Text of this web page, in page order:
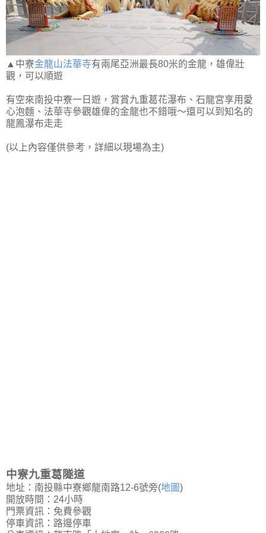
▲中寮金龍山法華寺有兩尾亞洲最長80米的金龍，雄偉壯
觀，可以順遊
有空來南投中寮一日遊，賞賞九重葛花瀑布、石龍宮享用愛
心泡麵、法華寺參觀雄偉的金龍也不錯哦～還可以到知名的
龍鳳瀑布走走
(以上內容僅供參考，詳細以現場為主)
中寮九重葛隧道
地址：南投縣中寮鄉龍南路12-6號旁(地圖)
開放時間：24小時
門票資訊：免費參觀
停車資訊：路邊停車